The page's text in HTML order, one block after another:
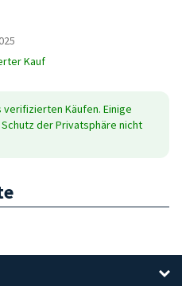
Kauf
Käufen. Einige
der Privatsphäre nicht